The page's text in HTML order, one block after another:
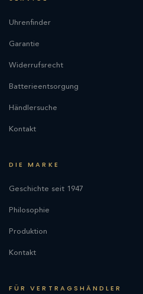
Uhrenfinder
Garantie
Widerrufsrecht
Batterieentsorgung
Händlersuche
Kontakt
DIE MARKE
Geschichte seit 1947
Philosophie
Produktion
Kontakt
FÜR VERTRAGSHÄNDLER